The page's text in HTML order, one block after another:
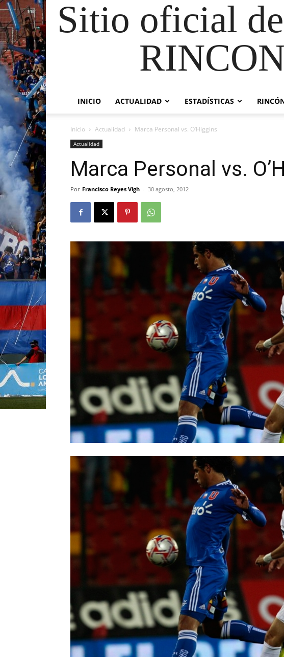
Sitio oficial
INICIO ACTUALIDAD ESTADÍSTICAS
Inicio Actualidad Marca Personal vs. O’Higgins
Actualidad
Marca Personal vs.
Por Francisco Reyes Vigh - 30 agosto, 2012